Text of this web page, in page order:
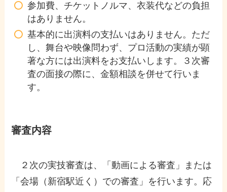
参加費、チケットノルマ、衣装代などの負担
はありません。
基本的に出演料の支払いはありません。ただ
し、舞台や映像問わず、プロ活動の実績が顕
著な方には出演料をお支払いします。３次審
査の面接の際に、金額相談を併せて行いま
す。
審査内容
２次の実技審査は、「動画による審査」または
「会場（新宿駅近く）での審査」を行います。応